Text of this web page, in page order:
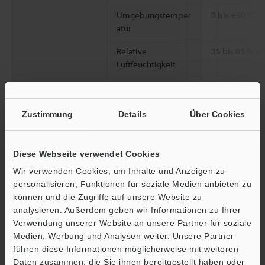
Zustimmung Details Über Cookies
Diese Webseite verwendet Cookies
Wir verwenden Cookies, um Inhalte und Anzeigen zu
personalisieren, Funktionen für soziale Medien anbieten zu
können und die Zugriffe auf unsere Website zu
analysieren. Außerdem geben wir Informationen zu Ihrer
Verwendung unserer Website an unsere Partner für soziale
Medien, Werbung und Analysen weiter. Unsere Partner
führen diese Informationen möglicherweise mit weiteren
Daten zusammen, die Sie ihnen bereitgestellt haben oder
Umgebungstemper
atur
0 bis +50 °C
Relative
Luftfeuchtigkeit
35 bis 85 %
10 bis 55
Stunden
*1Der Bereich wird durch Messung des KEYENCE Standard-
Messobjekts (Keramik) erhalten.
*2 Bei einer Abtastrate von 20 µs ändert sich der Bereich bei
diffuser Reflexion auf -22 (Weitbereich) bis -40 mm (Nahbereich)
bzw. bei Spiegelreflexion auf -22 (Weitbereich) bis -39 mm
(Nahbereich).
*3Der Bereich wird durch Messung des KEYENCE Standard-